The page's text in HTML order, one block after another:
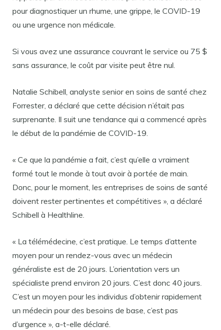
pour diagnostiquer un rhume, une grippe, le COVID-19
ou une urgence non médicale.
Si vous avez une assurance couvrant le service ou 75 $
sans assurance, le coût par visite peut être nul.
Natalie Schibell, analyste senior en soins de santé chez
Forrester, a déclaré que cette décision n’était pas
surprenante. Il suit une tendance qui a commencé après
le début de la pandémie de COVID-19.
« Ce que la pandémie a fait, c’est qu’elle a vraiment
formé tout le monde à tout avoir à portée de main.
Donc, pour le moment, les entreprises de soins de santé
doivent rester pertinentes et compétitives », a déclaré
Schibell à Healthline.
« La télémédecine, c’est pratique. Le temps d’attente
moyen pour un rendez-vous avec un médecin
généraliste est de 20 jours. L’orientation vers un
spécialiste prend environ 20 jours. C’est donc 40 jours.
C’est un moyen pour les individus d’obtenir rapidement
un médecin pour des besoins de base, c’est pas
d’urgence », a-t-elle déclaré.